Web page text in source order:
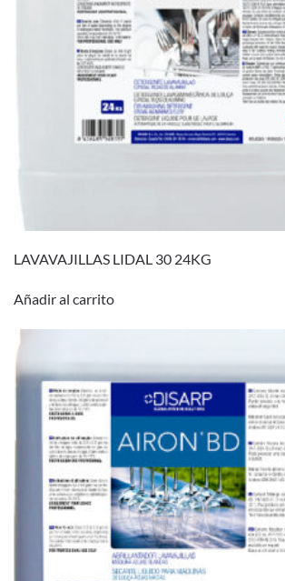
LAVAVAJILLAS LIDAL 30 24KG
Añadir al carrito